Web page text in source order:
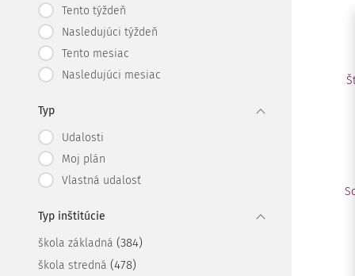
Tento týždeň
Nasledujúci týždeň
Tento mesiac
Nasledujúci mesiac
Typ
Udalosti
Moj plán
Vlastná udalosť
Typ inštitúcie
škola základná (384)
škola stredná (478)
Št
So